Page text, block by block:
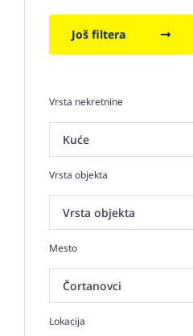
Još filtera
Vrsta nekretnine
Vrsta objekta
Mesto
Lokacija